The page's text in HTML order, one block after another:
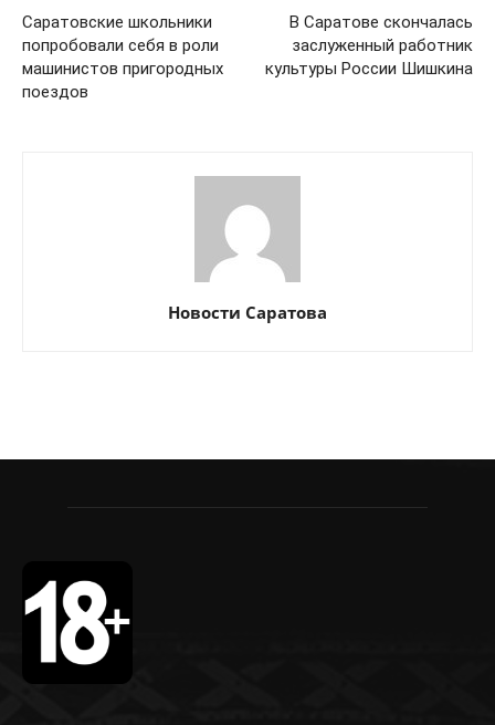
Саратовские школьники
попробовали себя в роли
машинистов пригородных
поездов
В Саратове скончалась
заслуженный работник
культуры России Шишкина
Новости Саратова